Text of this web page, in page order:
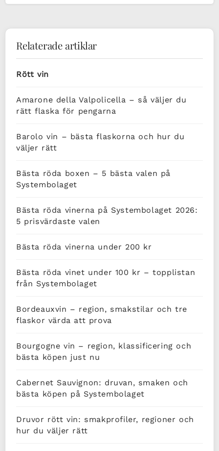
Relaterade artiklar
Rött vin
Amarone della Valpolicella – så väljer du
rätt flaska för pengarna
Barolo vin – bästa flaskorna och hur du
väljer rätt
Bästa röda boxen – 5 bästa valen på
Systembolaget
Bästa röda vinerna på Systembolaget 2026:
5 prisvärdaste valen
Bästa röda vinerna under 200 kr
Bästa röda vinet under 100 kr – topplistan
från Systembolaget
Bordeauxvin – region, smakstilar och tre
flaskor värda att prova
Bourgogne vin – region, klassificering och
bästa köpen just nu
Cabernet Sauvignon: druvan, smaken och
bästa köpen på Systembolaget
Druvor rött vin: smakprofiler, regioner och
hur du väljer rätt